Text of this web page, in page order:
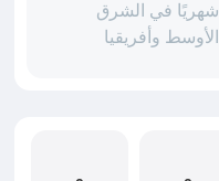
شهريًا في الشرق
الأوسط وأفريقيا